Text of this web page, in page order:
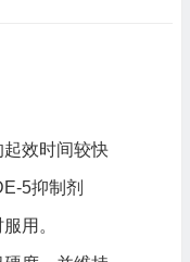
效时间较快
5抑制剂
用。